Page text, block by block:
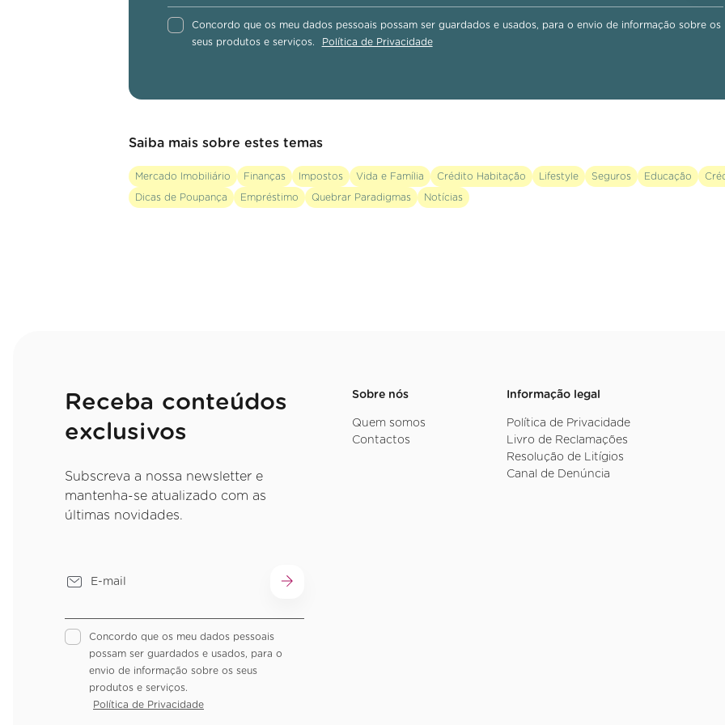
Concordo que os meu dados pessoais possam ser guardados e usados, para o envio de informação sobre os
seus produtos e serviços.
Política de Privacidade
Saiba mais sobre estes temas
Mercado Imobiliário Finanças Impostos Vida e Família Crédito Habitação Lifestyle Seguros Educação
Dicas de Poupança Empréstimo Quebrar Paradigmas Notícias
Receba conteúdos
exclusivos
Subscreva a nossa newsletter e
mantenha-se atualizado com as
últimas novidades.
Concordo que os meu dados pessoais
possam ser guardados e usados, para o
envio de informação sobre os seus
produtos e serviços.
Política de Privacidade
Sobre nós
Quem somos
Contactos
Informação legal
Política de Privacidade
Livro de Reclamações
Resolução de Litígios
Canal de Denúncia